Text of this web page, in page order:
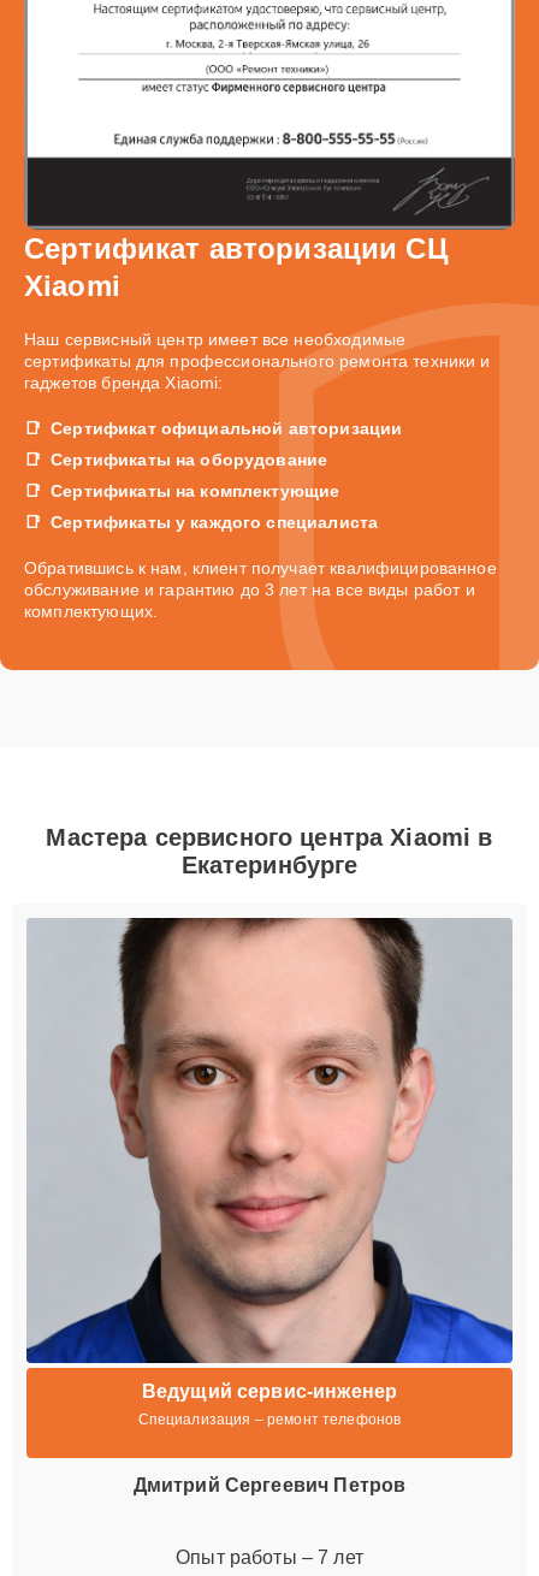
Сертификат авторизации СЦ
Xiaomi
Наш сервисный центр имеет все необходимые
сертификаты для профессионального ремонта техники и
гаджетов бренда Xiaomi:
Сертификат официальной авторизации
Сертификаты на оборудование
Сертификаты на комплектующие
Сертификаты у каждого специалиста
Обратившись к нам, клиент получает квалифицированное
обслуживание и гарантию до 3 лет на все виды работ и
комплектующих.
Мастера сервисного центра Xiaomi в
Екатеринбурге
Ведущий сервис-инженер
Специализация – ремонт телефонов
Дмитрий Сергеевич Петров
Опыт работы – 7 лет